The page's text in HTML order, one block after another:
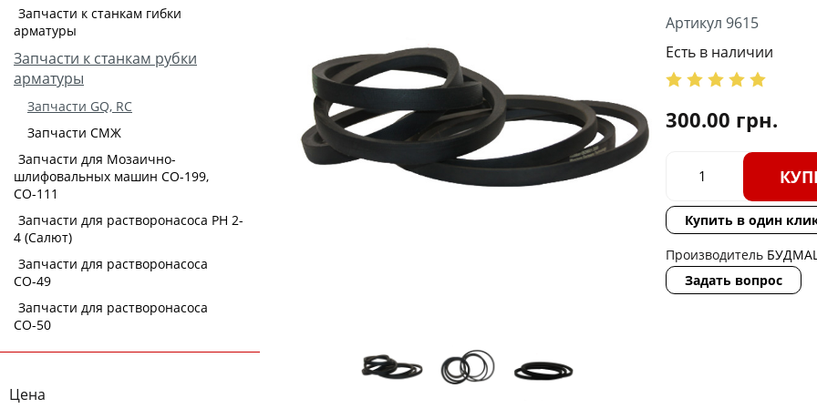
Запчасти к станкам гибки
арматуры
Запчасти к станкам рубки
арматуры
Запчасти GQ, RC
Запчасти СМЖ
Запчасти для Мозаично-
шлифовальных машин СО-199,
СО-111
Запчасти для растворонасоса РН 2-
4 (Салют)
Запчасти для растворонасоса
СО-49
Запчасти для растворонасоса
СО-50
Цена
Артикул 9615
Есть в наличии
300.00 грн.
Купить в один
Производитель
Задать вопрос